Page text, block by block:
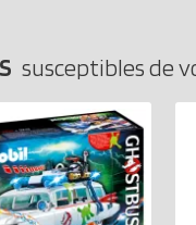
susceptibles de